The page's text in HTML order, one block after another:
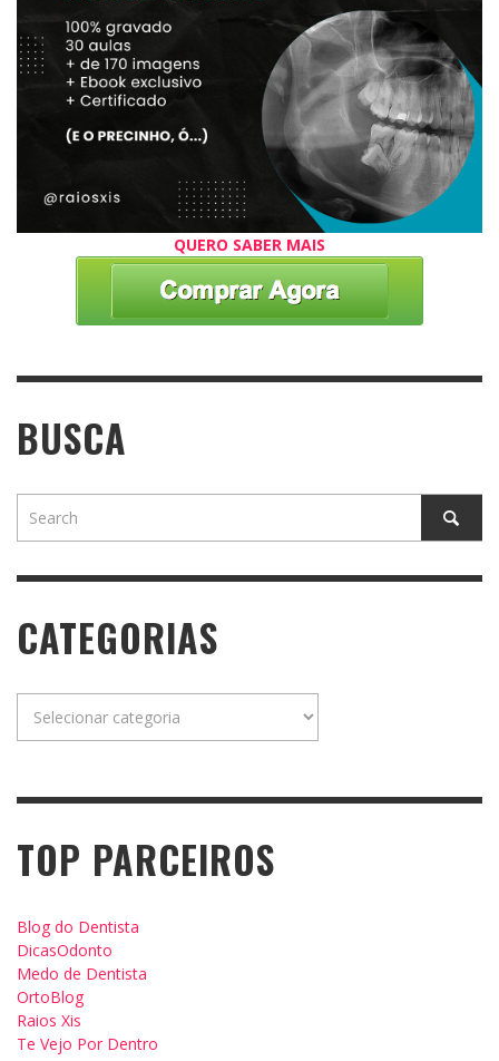
QUERO SABER MAIS
BUSCA
CATEGORIAS
TOP PARCEIROS
Blog do Dentista
DicasOdonto
Medo de Dentista
OrtoBlog
Raios Xis
Te Vejo Por Dentro